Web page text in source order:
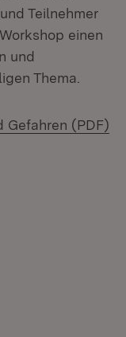
Teilnehmer
einen
und
Thema.
Gefahren (PDF)